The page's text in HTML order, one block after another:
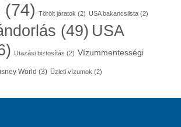
(74) Törölt járatok (2) USA bakancslista (2)
(49) USA
Utazási biztosítás (2) Vízummentességi
World (3) Üzleti vízumok (2)